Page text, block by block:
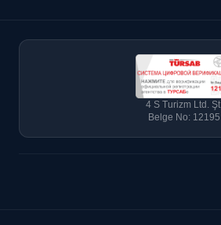
4 S Turizm Ltd. Şt.
Belge No: 12195